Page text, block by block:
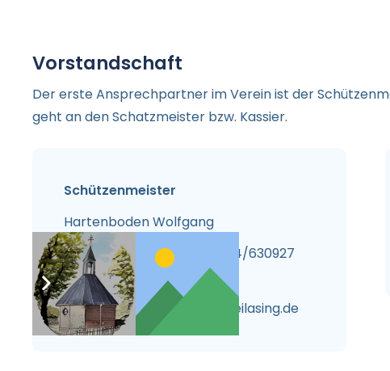
Vorstandschaft
Der erste Ansprechpartner im Verein ist der
geht an den Schatzmeister bzw. Kassier.
Schützenmeister
Hartenboden Wolfgang
08654/64213 oder 08654/630927
wolfgang.hartenboden@freilasing.de